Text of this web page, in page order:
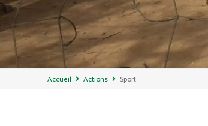
Accueil Actions Sport